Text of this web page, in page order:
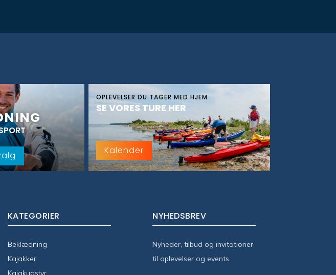
OPLEVELSER DU TAGER MED HJEM
SE VORES TURE HER
Kalender
KATEGORIER
Beklædning
Kajakker
NYHEDSBREV
Nyheder, tilbud og invitationer
til oplevelser og events